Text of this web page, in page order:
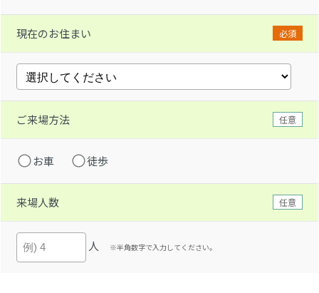
現在のお住まい 必須
ご来場方法 任意
お車 徒歩
来場人数 任意
人 ※半角数字で入力してください。